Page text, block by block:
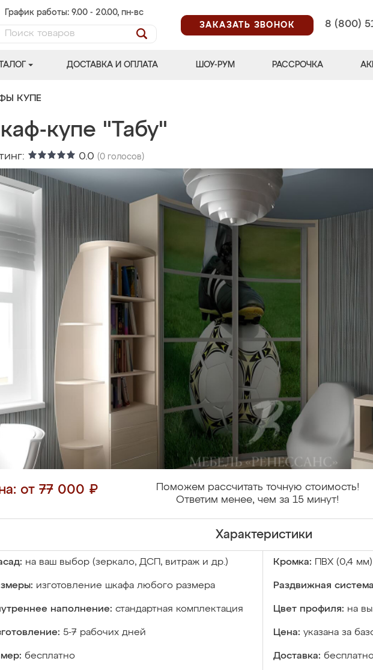
График работы: 9.00 - 20.00, пн-вс
ЗАКАЗАТЬ ЗВОНОК
8 (800)
ДОСТАВКА И ОПЛАТА ШОУ-РУМ РАССРОЧКА
КУПЕ
купе "Табу"
0.0 (0 голосов)
от 77 000 ₽
Поможем рассчитать точную стоимость!
Ответим менее, чем за 15 минут!
Характеристики
на ваш выбор (зеркало, ДСП, витраж и др.) Кромка: ПВХ (0,4 мм)
изготовление шкафа любого размера Раздвижная
наполнение: стандартная комплектация Цвет профиля: на
5-7 рабочих дней Цена: указана за
бесплатно Доставка: